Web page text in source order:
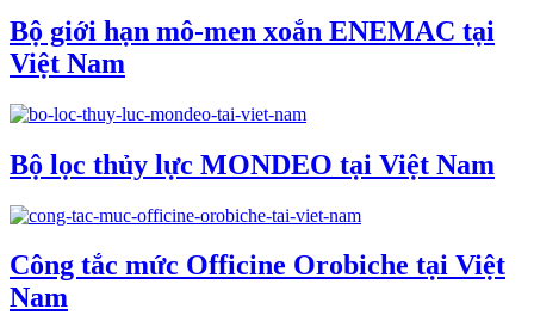
Bộ giới hạn mô-men xoắn ENEMAC tại
Việt Nam
Bộ lọc thủy lực MONDEO tại Việt Nam
Công tắc mức Officine Orobiche tại Việt
Nam